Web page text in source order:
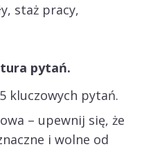
staż pracy,
pytań.
kluczowych pytań.
– upewnij się, że
i wolne od